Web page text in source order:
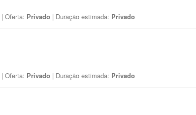
| Oferta: Privado | Duração estimada: Privado
| Oferta: Privado | Duração estimada: Privado